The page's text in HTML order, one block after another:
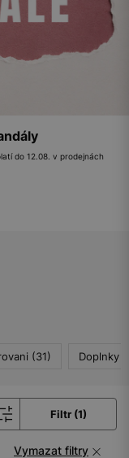
do 12.08. v prodejnách
(31) Doplnky
Filtr (1)
Vymazat filtry